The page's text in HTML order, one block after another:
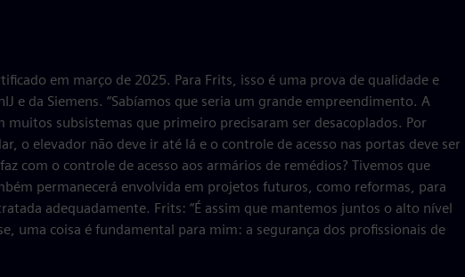
em março de 2025. Para Frits, isso é uma prova de qualidade e
e da Siemens. “Sabíamos que seria um grande empreendimento. A
subsistemas que primeiro precisaram ser desacoplados. Por
o elevador não deve ir até lá e o controle de acesso nas portas deve ser
com o controle de acesso aos armários de remédios? Tivemos que
permanecerá envolvida em projetos futuros, como reformas, para
adequadamente. Frits: “É assim que mantemos juntos o alto nível
uma coisa é fundamental para mim: a segurança dos profissionais de